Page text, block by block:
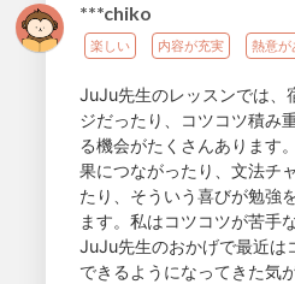
***chiko
楽しい 内容が充実 熱意が
JuJu先生のレッスンでは、
ジだったり、コツコツ積み
る機会がたくさんあります
果につながったり、文法チ
たり、そういう喜びが勉強
ます。私はコツコツが苦手
JuJu先生のおかげで最近は
できるようになってきた気